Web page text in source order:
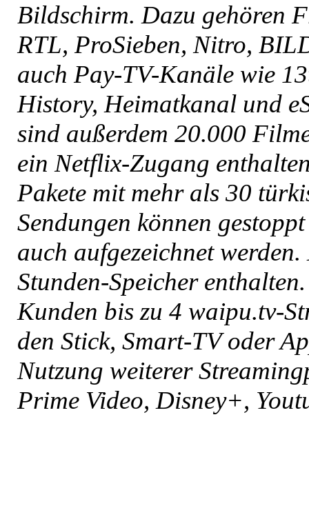
Bildschirm. Dazu gehören
RTL, ProSieben, Nitro,
auch Pay-TV-Kanäle wie
History, Heimatkanal und
sind außerdem 20.000
ein Netflix-Zugang
Pakete mit mehr als 30
Sendungen können
auch aufgezeichnet
Stunden-Speicher
Kunden bis zu 4 waipu.tv-
den Stick, Smart-TV oder
Nutzung weiterer
Prime Video, Disney+,